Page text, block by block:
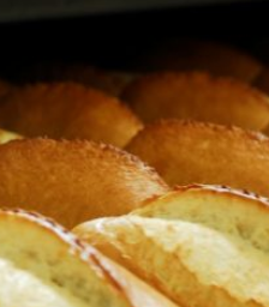
6. GELENEKSEL KEŞKEK